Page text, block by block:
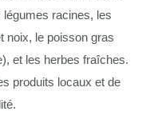
racines, les
noix, le poisson gras
et les herbes fraîches.
produits locaux et de